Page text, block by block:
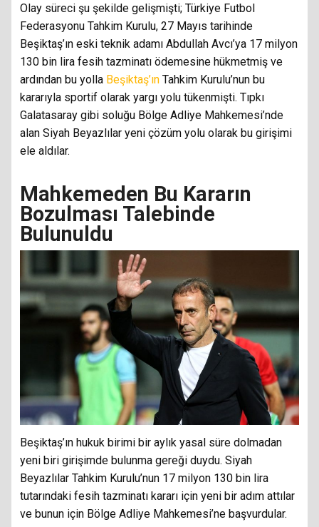
Olay süreci şu şekilde gelişmişti; Türkiye Futbol
Federasyonu Tahkim Kurulu, 27 Mayıs tarihinde
Beşiktaş’ın eski teknik adamı Abdullah Avcı’ya 17 milyon
130 bin lira fesih tazminatı ödemesine hükmetmiş ve
ardından bu yolla Beşiktaş’ın Tahkim Kurulu’nun bu
kararıyla sportif olarak yargı yolu tükenmişti. Tıpkı
Galatasaray gibi soluğu Bölge Adliye Mahkemesi’nde
alan Siyah Beyazlılar yeni çözüm yolu olarak bu girişimi
ele aldılar.
Mahkemeden Bu Kararın
Bozulması Talebinde
Bulunuldu
Beşiktaş’ın hukuk birimi bir aylık yasal süre dolmadan
yeni biri girişimde bulunma gereği duydu. Siyah
Beyazlılar Tahkim Kurulu’nun 17 milyon 130 bin lira
tutarındaki fesih tazminatı kararı için yeni bir adım attılar
ve bunun için Bölge Adliye Mahkemesi’ne başvurdular.